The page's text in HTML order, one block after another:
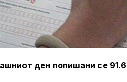
ден попишани се